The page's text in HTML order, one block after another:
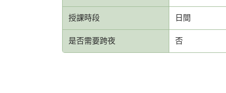
授課時段 日間
是否需要跨夜 否